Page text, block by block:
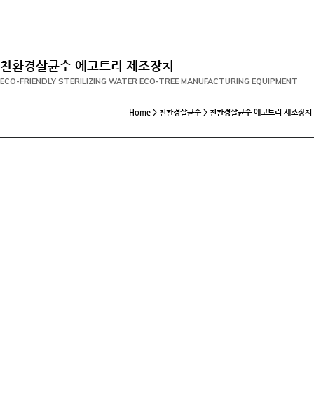
친환경살균수 에코트리 제조장치
ECO-FRIENDLY STERILIZING WATER ECO-TREE MANUFACTURING EQUIPMENT
Home > 친환경살균수 > 친환경살균수 에코트리 제조장치